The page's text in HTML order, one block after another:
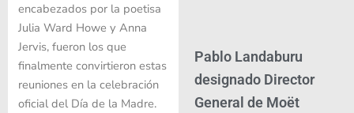
encabezados por la poetisa
Julia Ward Howe y Anna
Jervis, fueron los que
finalmente convirtieron estas
reuniones en la celebración
oficial del Día de la Madre.
Pablo Landaburu
designado Director
General de Moët